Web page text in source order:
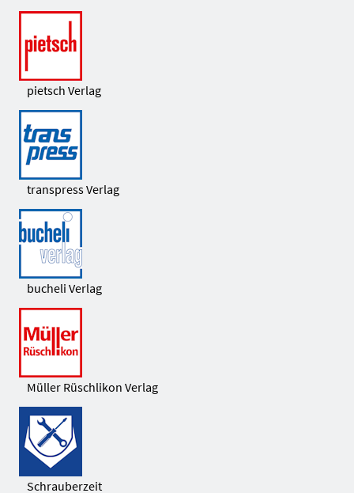
pietsch Verlag
transpress Verlag
bucheli Verlag
Müller Rüschlikon Verlag
Schrauberzeit